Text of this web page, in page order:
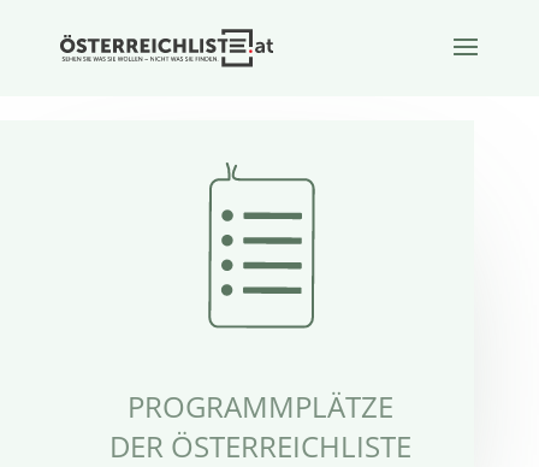
PROGRAMMPLÄTZE
DER ÖSTERREICHLISTE